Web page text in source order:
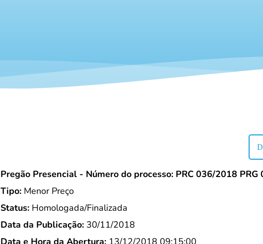
Pregão Presencial - Número do processo: PRC 036/2018 PRG
Tipo: Menor Preço
Status: Homologada/Finalizada
Data da Publicação: 30/11/2018
Data e Hora da Abertura: 13/12/2018 09:15:00